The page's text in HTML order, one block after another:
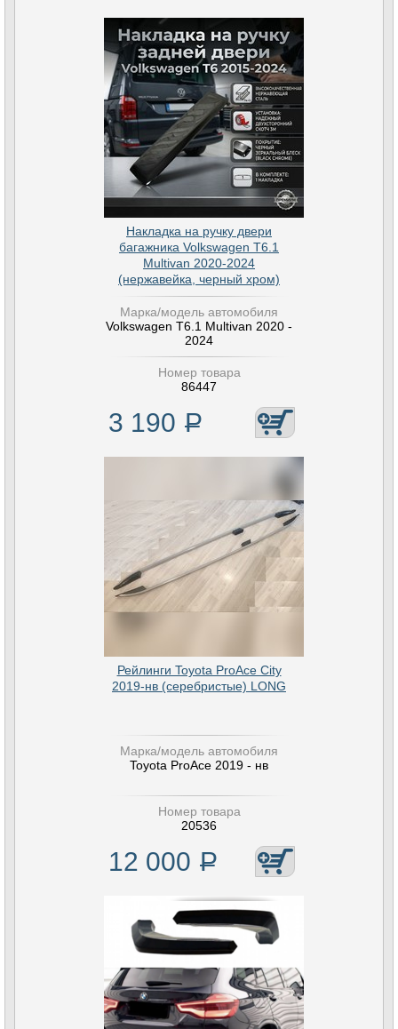
Накладка на ручку двери
багажника Volkswagen T6.1
Multivan 2020-2024
(нержавейка, черный хром)
Марка/модель автомобиля
Volkswagen T6.1 Multivan 2020 -
2024
Номер товара
86447
3 190 Р
Рейлинги Toyota ProAce City
2019-нв (серебристые) LONG
Марка/модель автомобиля
Toyota ProAce 2019 - нв
Номер товара
20536
12 000 Р